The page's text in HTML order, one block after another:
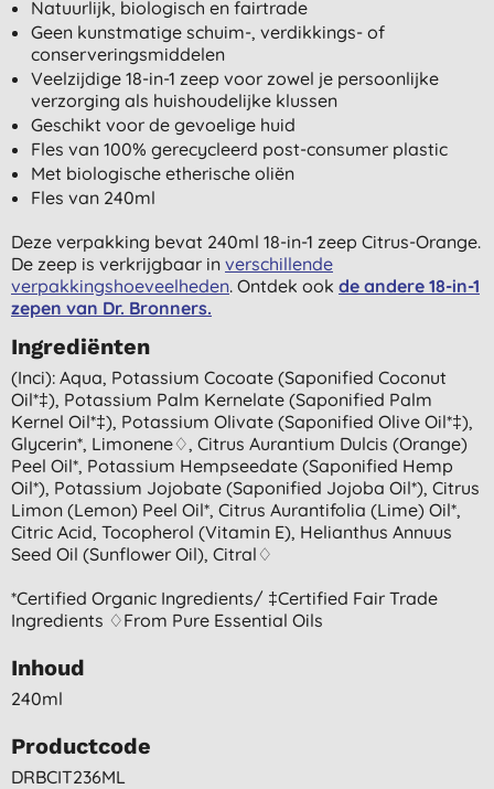
Natuurlijk, biologisch en fairtrade
Geen kunstmatige schuim-, verdikkings- of
conserveringsmiddelen
Veelzijdige 18-in-1 zeep voor zowel je persoonlijke
verzorging als huishoudelijke klussen
Geschikt voor de gevoelige huid
Fles van 100% gerecycleerd post-consumer plastic
Met biologische etherische oliën
Fles van 240ml
Deze verpakking bevat 240ml 18-in-1 zeep Citrus-Orange.
De zeep is verkrijgbaar in verschillende
verpakkingshoeveelheden. Ontdek ook de andere 18-in-1
zepen van Dr. Bronners.
Ingrediënten
(inci): Aqua, Potassium Cocoate (saponified Coconut
Oil*‡), Potassium Palm Kernelate (saponified Palm
Kernel Oil*‡), Potassium Olivate (saponified Olive Oil*‡),
Glycerin*, Limonene♢, Citrus Aurantium Dulcis (orange)
Peel Oil*, Potassium Hempseedate (saponified Hemp
Oil*), Potassium Jojobate (saponified Jojoba Oil*), Citrus
Limon (lemon) Peel Oil*, Citrus Aurantifolia (lime) Oil*,
Citric Acid, Tocopherol (vitamin E), Helianthus Annuus
Seed Oil (sunflower Oil), Citral♢
*certified Organic Ingredients/ ‡certified Fair Trade
Ingredients ♢from Pure Essential Oils
Inhoud
240ml
Productcode
DRBCIT236ML